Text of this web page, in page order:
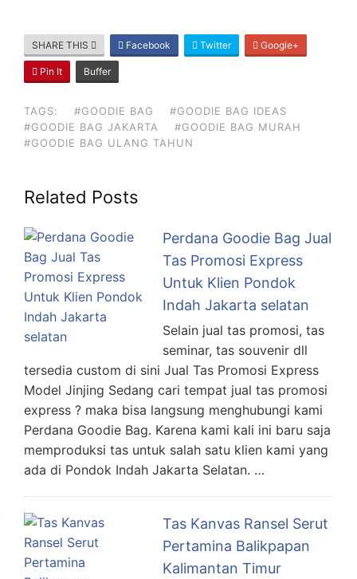
SHARE THIS Facebook Twitter Google+
Pin It Buffer
TAGS: #GOODIE BAG
#GOODIE BAG IDEAS
#GOODIE BAG JAKARTA
#GOODIE BAG MURAH
#GOODIE BAG ULANG TAHUN
Related Posts
Perdana Goodie Bag Jual
Tas Promosi Express
Untuk Klien Pondok
Indah Jakarta selatan
Selain jual tas promosi, tas
seminar, tas souvenir dll
tersedia custom di sini Jual Tas Promosi Express
Model Jinjing Sedang cari tempat jual tas promosi
express ? maka bisa langsung menghubungi kami
Perdana Goodie Bag. Karena kami kali ini baru saja
memproduksi tas untuk salah satu klien kami yang
ada di Pondok Indah Jakarta Selatan. …
Tas Kanvas Ransel Serut
Pertamina Balikpapan
Kalimantan Timur